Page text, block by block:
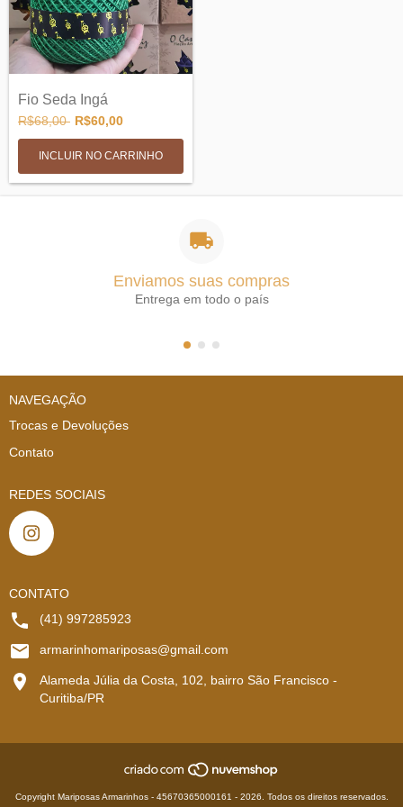
Fio Seda Ingá
R$68,00 R$60,00
INCLUIR NO CARRINHO
Enviamos suas compras
Entrega em todo o país
NAVEGAÇÃO
Trocas e Devoluções
Contato
REDES SOCIAIS
CONTATO
(41) 997285923
armarinhomariposas@gmail.com
Alameda Júlia da Costa, 102, bairro São Francisco -
Curitiba/PR
Copyright Mariposas Armarinhos - 45670365000161 - 2026. Todos os direitos reservados.